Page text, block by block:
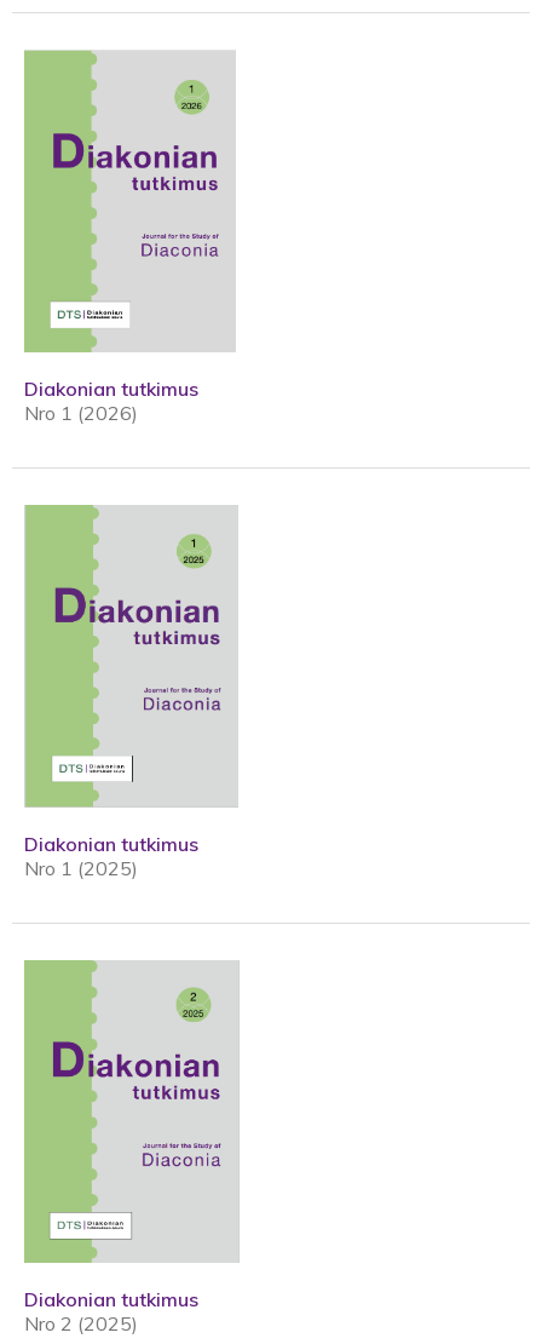
Diakonian tutkimus
Nro 1 (2026)
Diakonian tutkimus
Nro 1 (2025)
Diakonian tutkimus
Nro 2 (2025)